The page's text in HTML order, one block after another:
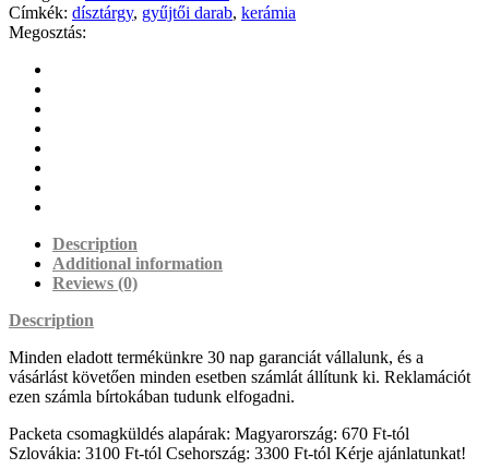
Címkék: dísztárgy, gyűjtői darab, kerámia
Megosztás:
Description
Additional information
Reviews (0)
Description
Minden eladott termékünkre 30 nap garanciát vállalunk, és a
vásárlást követően minden esetben számlát állítunk ki. Reklamációt
ezen számla bírtokában tudunk elfogadni.
Packeta csomagküldés alapárak: Magyarország: 670 Ft-tól
Szlovákia: 3100 Ft-tól Csehország: 3300 Ft-tól Kérje ajánlatunkat!